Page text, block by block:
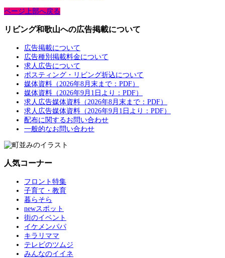
ページ上部へ戻る
リビング和歌山への広告掲載について
広告掲載について
広告種別掲載料金について
求人広告について
ポスティング・リビング折込について
媒体資料（2026年8月末まで：PDF）
媒体資料（2026年9月1日より：PDF）
求人広告媒体資料（2026年8月末まで：PDF）
求人広告媒体資料（2026年9月1日より：PDF）
配布に関するお問い合わせ
一般的なお問い合わせ
人気コーナー
フロント特集
子育て・教育
暮らそら
newスポット
街のイベント
イケメンパパ
キラリママ
テレビのツムジ
みんなのイイネ